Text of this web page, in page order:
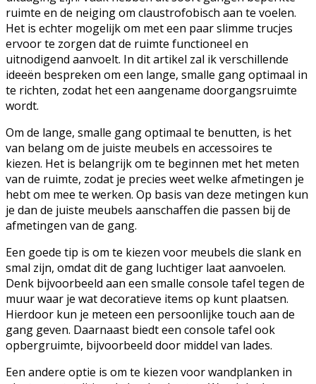
ruimte en de neiging om claustrofobisch aan te voelen.
Het is echter mogelijk om met een paar slimme trucjes
ervoor te zorgen dat de ruimte functioneel en
uitnodigend aanvoelt. In dit artikel zal ik verschillende
ideeën bespreken om een lange, smalle gang optimaal in
te richten, zodat het een aangename doorgangsruimte
wordt.
Om de lange, smalle gang optimaal te benutten, is het
van belang om de juiste meubels en accessoires te
kiezen. Het is belangrijk om te beginnen met het meten
van de ruimte, zodat je precies weet welke afmetingen je
hebt om mee te werken. Op basis van deze metingen kun
je dan de juiste meubels aanschaffen die passen bij de
afmetingen van de gang.
Een goede tip is om te kiezen voor meubels die slank en
smal zijn, omdat dit de gang luchtiger laat aanvoelen.
Denk bijvoorbeeld aan een smalle console tafel tegen de
muur waar je wat decoratieve items op kunt plaatsen.
Hierdoor kun je meteen een persoonlijke touch aan de
gang geven. Daarnaast biedt een console tafel ook
opbergruimte, bijvoorbeeld door middel van lades.
Een andere optie is om te kiezen voor wandplanken in